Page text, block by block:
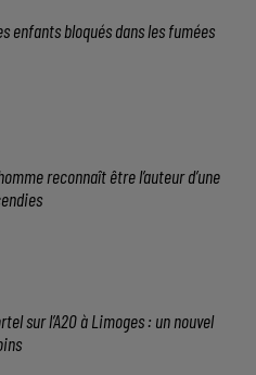
enfants bloqués dans les fumées
reconnaît être l’auteur d’une
sur l’A20 à Limoges : un nouvel